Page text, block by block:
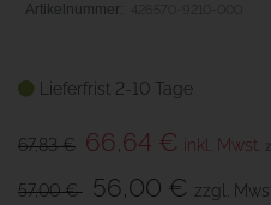
Lieferfrist 2-10 Tage
67,83 € 66,64 € inkl. Mwst.
57,00 € 56,00 € zzgl.